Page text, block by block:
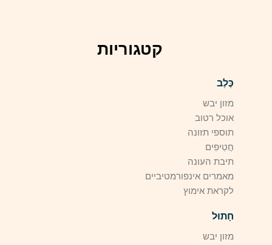
קטגוריות
כֶּלֶב
מזון יבש
אוכל רטוב
תוספי תזונה
חֲטִיפִים
תיבת העונה
מאמרים אינפורמטיביים
לקראת אימוץ
חָתוּל
מזון יבש